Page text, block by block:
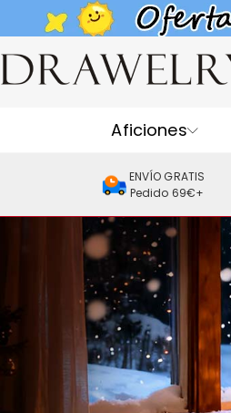
Aficiones
ENVÍO GRATIS
Pedido 69€+